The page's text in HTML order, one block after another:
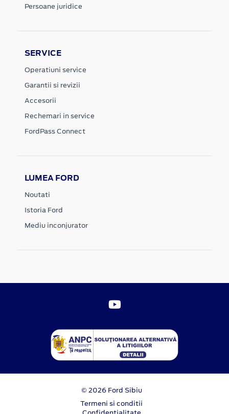
Persoane juridice
SERVICE
Operatiuni service
Garantii si revizii
Accesorii
Rechemari in service
FordPass Connect
LUMEA FORD
Noutati
Istoria Ford
Mediu inconjurator
© 2026 Ford Sibiu
Termeni si conditii